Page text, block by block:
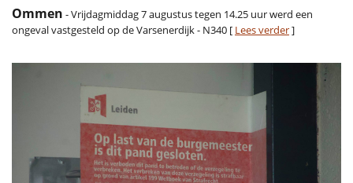
Ommen - Vrijdagmiddag 7 augustus tegen 14.25 uur werd een
ongeval vastgesteld op de Varsenerdijk - N340 [ Lees verder]